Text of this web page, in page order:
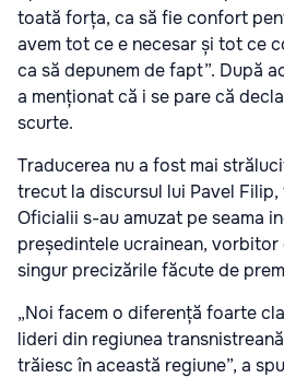
toată forța, ca să fie confort
avem tot ce e necesar și tot ce
ca să depunem de fapt”. După
a menționat că i se pare că
scurte.
Traducerea nu a fost mai
trecut la discursul lui Pavel
Oficialii s-au amuzat pe seama
președintele ucrainean,
singur precizările făcute de
„Noi facem o diferență foarte
lideri din regiunea
trăiesc în această regiune”, a